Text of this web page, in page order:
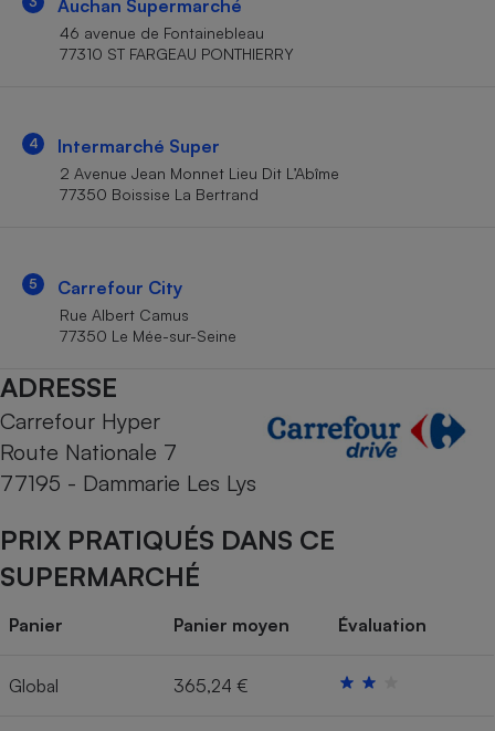
Auchan Supermarché
46 avenue de Fontainebleau
77310 ST FARGEAU PONTHIERRY
4 Intermarché Super
2 Avenue Jean Monnet Lieu Dit L’Abîme
77350 Boissise La Bertrand
5 Carrefour City
Rue Albert Camus
77350 Le Mée-sur-Seine
ADRESSE
Carrefour Hyper
Route Nationale 7
77195 - Dammarie Les Lys
PRIX PRATIQUÉS DANS CE
SUPERMARCHÉ
Panier Panier moyen Évaluation
Global 365,24 €
Climatiseur -
Cafetière à expressos